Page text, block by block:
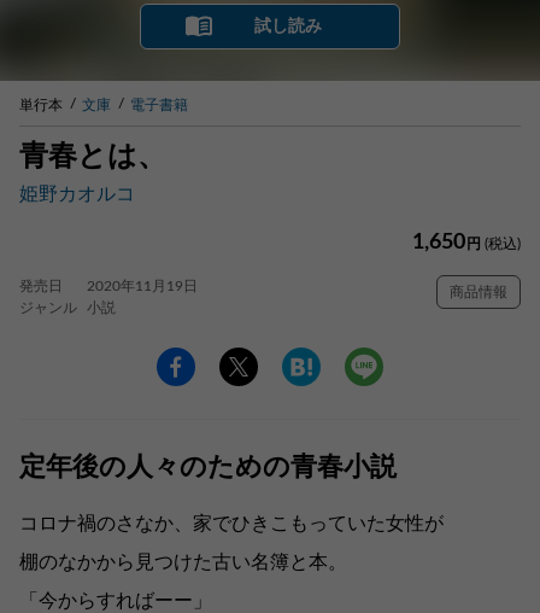
試し読み
単行本 文庫 電子書籍
青春とは、
姫野カオルコ
1,650 円 (税込)
発売日
2020年11月19日
ジャンル
小説
商品情報
定年後の人々のための青春小説
コロナ禍のさなか、家でひきこもっていた女性が
棚のなかから見つけた古い名簿と本。
「今からすればーー」